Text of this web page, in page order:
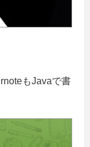
もJavaで書